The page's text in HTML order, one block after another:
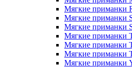
Мягкие приманки
Мягкие приманки
Мягкие приманки
Мягкие приманки
Мягкие приманки
Мягкие приманки
Мягкие приманки